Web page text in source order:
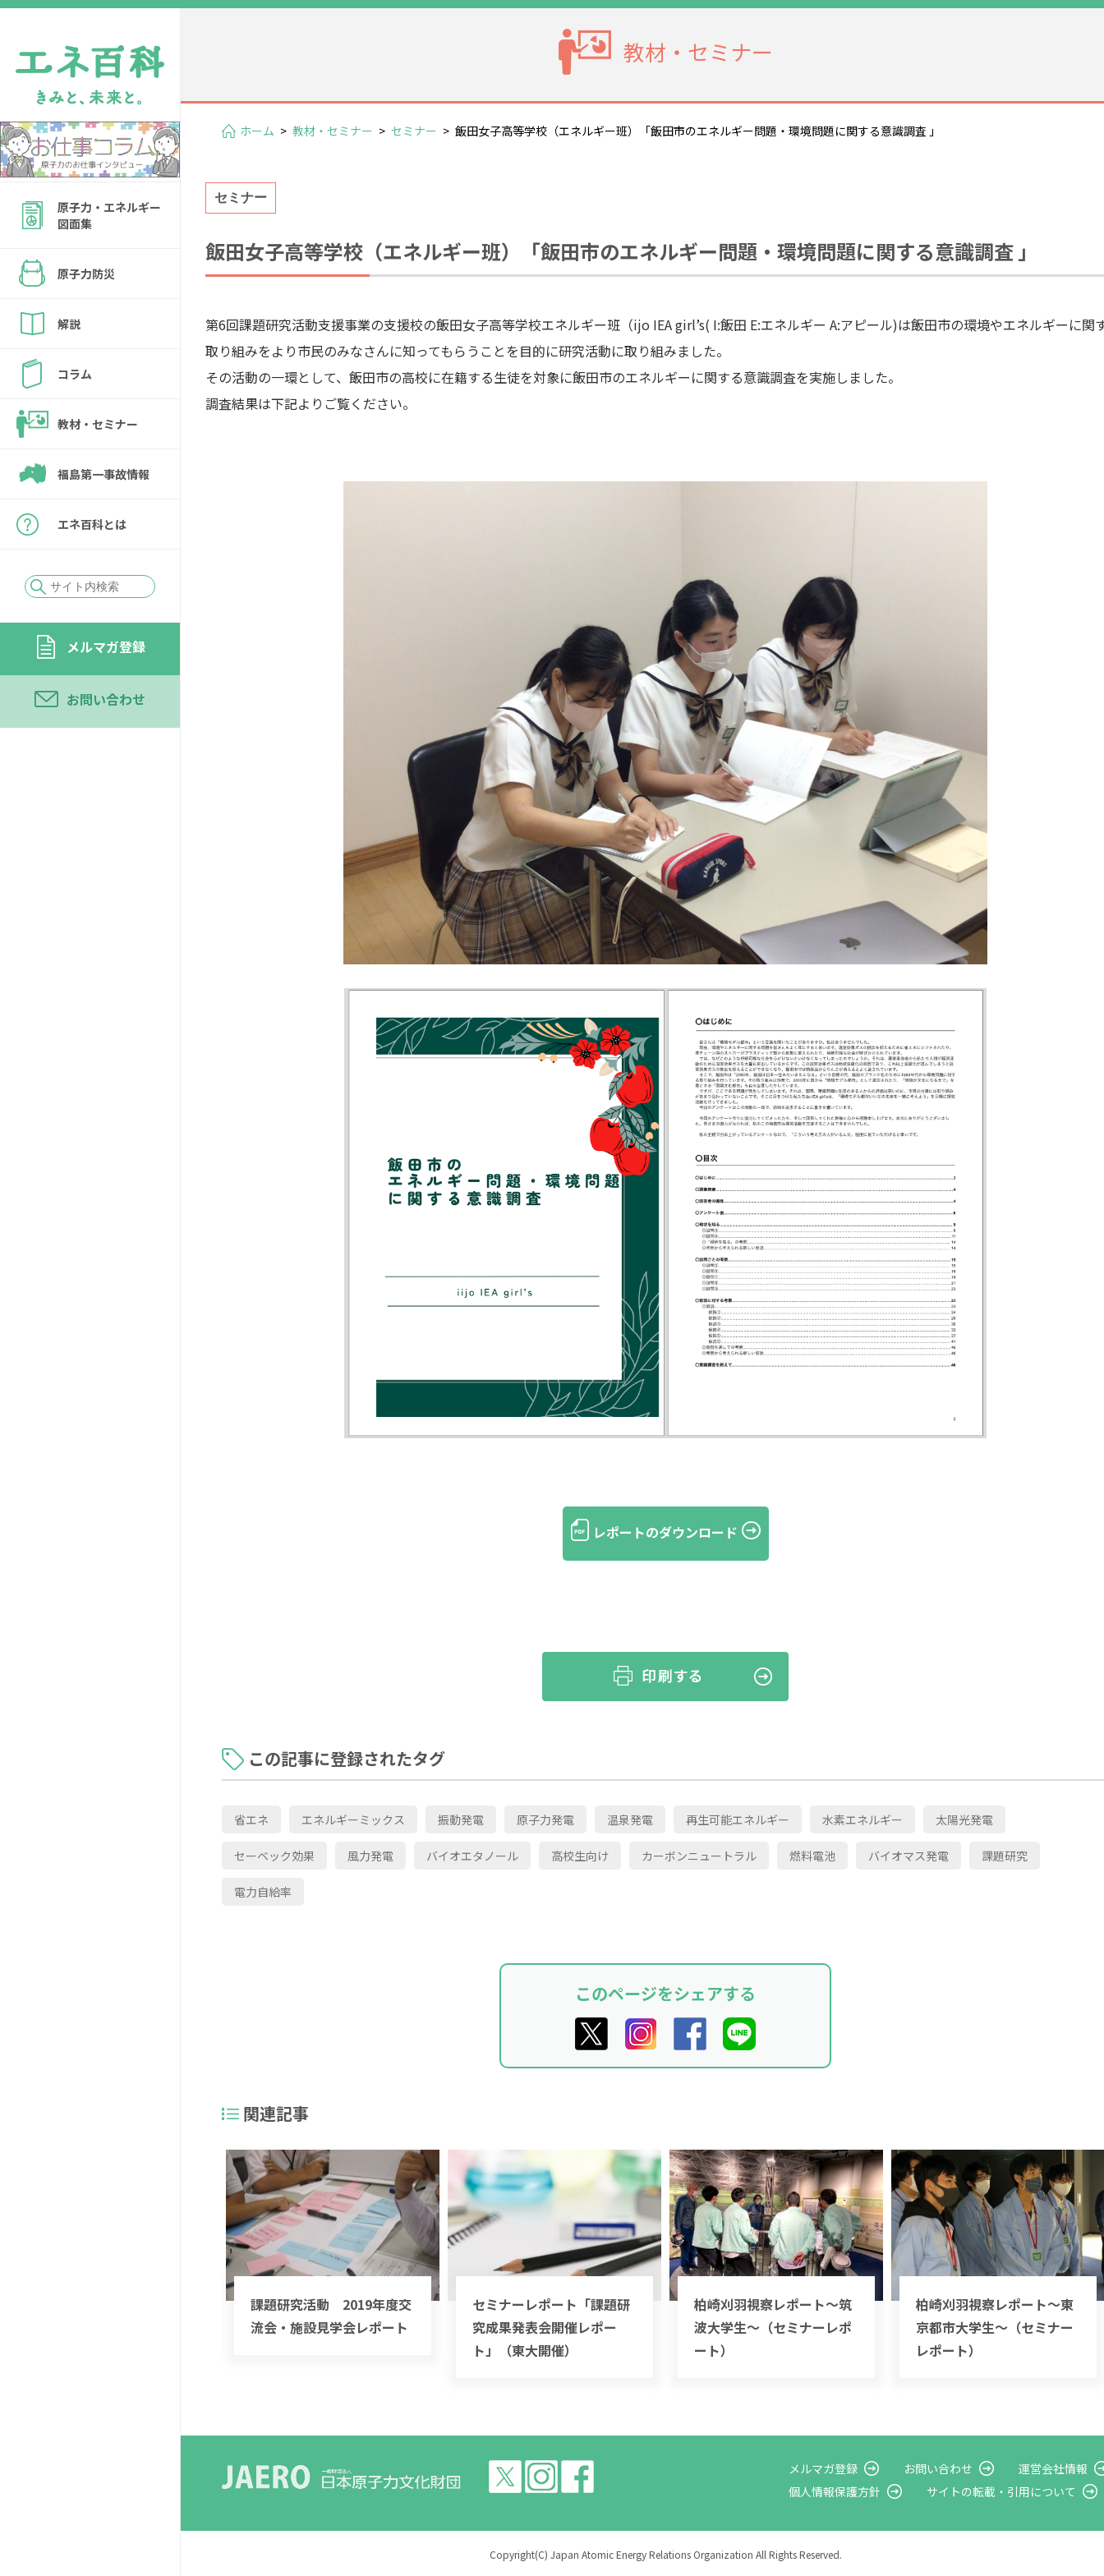
原子力・エネルギー
図面集
原子力防災
解説
コラム
教材・セミナー
福島第一事故情報
エネ百科とは
メルマガ登録
お問い合わせ
教材・セミナー
ホーム > 教材・セミナー > セミナー > 飯田女子高等学校（エネルギー班）「飯田市のエネルギー問題・環境問題に関する意識調査 」
セミナー
飯田女子高等学校（エネルギー班）「飯田市のエネルギー問題・環境問題に関する意識調査 」
第6回課題研究活動支援事業の支援校の飯田女子高等学校エネルギー班（ijo IEA girl’s( I:飯田 E:エネルギー A:アピール)は飯田市の環境やエネルギーに関
取り組みをより市民のみなさんに知ってもらうことを目的に研究活動に取り組みました。
その活動の一環として、飯田市の高校に在籍する生徒を対象に飯田市のエネルギーに関する意識調査を実施しました。
調査結果は下記よりご覧ください。
レポートのダウンロード
この記事に登録されたタグ
省エネ エネルギーミックス 振動発電 原子力発電 温泉発電 再生可能エネルギー 水素エネルギー 太陽光発電
セーベック効果 風力発電 バイオエタノール 高校生向け カーボンニュートラル 燃料電池 バイオマス発電 課題研究
電力自給率
このページをシェアする
関連記事
課題研究活動 2019年度交
流会・施設見学会レポート
セミナーレポート「課題研
究成果発表会開催レポー
ト」（東大開催）
柏崎刈羽視察レポート～筑
波大学生～（セミナーレポ
ート）
柏崎刈羽視察レポート～東
京都市大学生～（セミナー
レポート）
メルマガ登録 お問い合わせ
運営会社情報
個人情報保護方針
サイトの転載・ 引用について
Copyright(C) Japan Atomic Energy Relations Organization All Rights Reserved.